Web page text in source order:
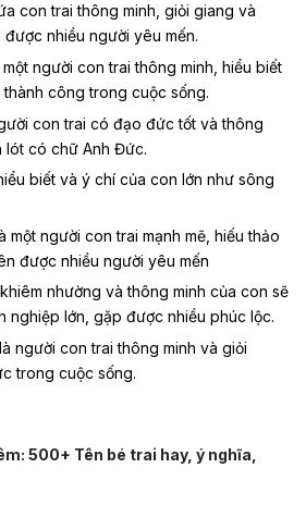
con trai thông minh, giỏi giang và
nhiều người yêu mến.
người con trai thông minh, hiểu biết
thành công trong cuộc sống.
con trai có đạo đức tốt và thông
lót có chữ Anh Đức.
biết và ý chí của con lớn như sông
một người con trai mạnh mẽ, hiếu thảo
được nhiều người yêu mến
nhường và thông minh của con sẽ
nghiệp lớn, gặp được nhiều phúc lộc.
người con trai thông minh và giỏi
trong cuộc sống.
500+ Tên bé trai hay, ý nghĩa,